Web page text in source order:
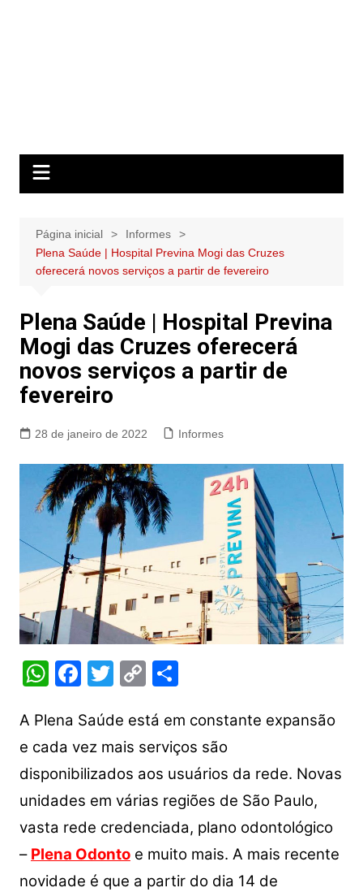
Página inicial
Informes
Plena Saúde | Hospital Previna Mogi das Cruzes
oferecerá novos serviços a partir de fevereiro
Plena Saúde | Hospital Previna
Mogi das Cruzes oferecerá
novos serviços a partir de
fevereiro
28 de janeiro de 2022 Informes
W
at
s
A
p
p
F
c
e
b
o
o
k
T
itt
er
C
p
y
Li
n
k
S
ar
e
A Plena Saúde está em constante expansão
e cada vez mais serviços são
disponibilizados aos usuários da rede. Novas
unidades em várias regiões de São Paulo,
vasta rede credenciada, plano odontológico
– Plena Odontoe muito mais. A mais recente
novidade é que a partir do dia 14 de